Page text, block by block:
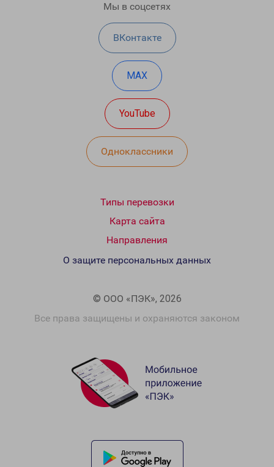
Мы в соцсетях
ВКонтакте
MAX
YouTube
Одноклассники
Типы перевозки
Карта сайта
Направления
© ООО «ПЭК», 2026
Все права защищены и охраняются законом
О защите персональных данных